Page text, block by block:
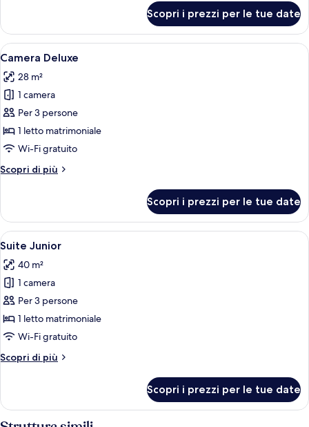
2
letti
singoli
Superior
con
letto
o
2
singoli
Scopri i prezzi per le tue date
Apri
tutte
le
foto
per
Camera
Deluxe
Una moderna camera d'hotel con
7
Camera Deluxe
28 m²
1 camera
Per 3 persone
1 letto matrimoniale
Wi-Fi gratuito
Scopri di più
Altri
Deluxe
Scopri i prezzi per le tue date
Apri
tutte
le
foto
per
Suite
Junior
Una camera d'hotel moderna con
8
Suite Junior
40 m²
1 camera
Per 3 persone
1 letto matrimoniale
Wi-Fi gratuito
Scopri di più
Altri
Junior
Scopri i prezzi per le tue date